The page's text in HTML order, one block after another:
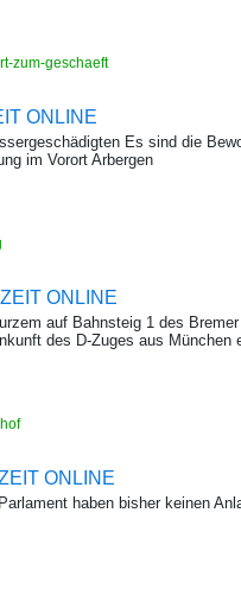
zum-geschaeft
ONLINE
Es sind die
im Vorort Arbergen
ONLINE
auf Bahnsteig 1 des
des D-Zuges aus München
ONLINE
haben bisher keinen